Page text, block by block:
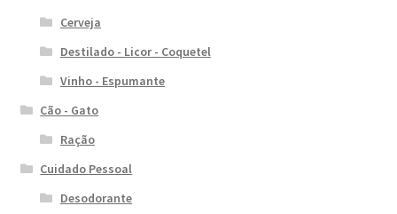
Cerveja
Destilado - Licor - Coquetel
Vinho - Espumante
Cão - Gato
Ração
Cuidado Pessoal
Desodorante